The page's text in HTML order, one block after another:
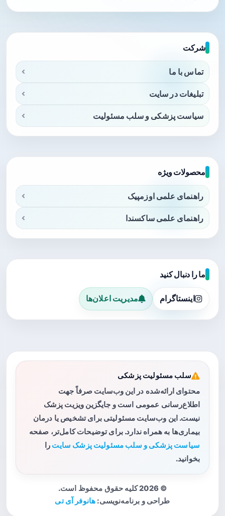
شرکت
تماس با ما
تبلیغات در سایت
سیاست پزشکی و سلب مسئولیت
محصولات ویژه
راهنمای علمی اوزمپیک
راهنمای علمی ساکسندا
ما را دنبال کنید
اینستاگرام مدیریت اعلان‌ها
سلب مسئولیت پزشکی
محتوای ارائه‌شده در این وب‌سایت صرفاً جهت
اطلاع‌رسانی عمومی است و جایگزین ویزیت پزشک
نیست. این وب‌سایت مسئولیتی برای تشخیص یا درمان
بیماری‌ها به همراه ندارد. برای توضیحات کامل‌تر، صفحه
سیاست پزشکی و سلب مسئولیت پزشک سایت را
بخوانید.
© 2026 کلیه حقوق محفوظ است.
طراحی و برنامه‌نویسی: هانوفر آی تی